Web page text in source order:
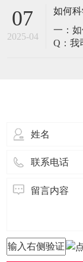
环境
疗影像环境
MRI室
07
2025-04
如何
一：
Q：我
用场
量。